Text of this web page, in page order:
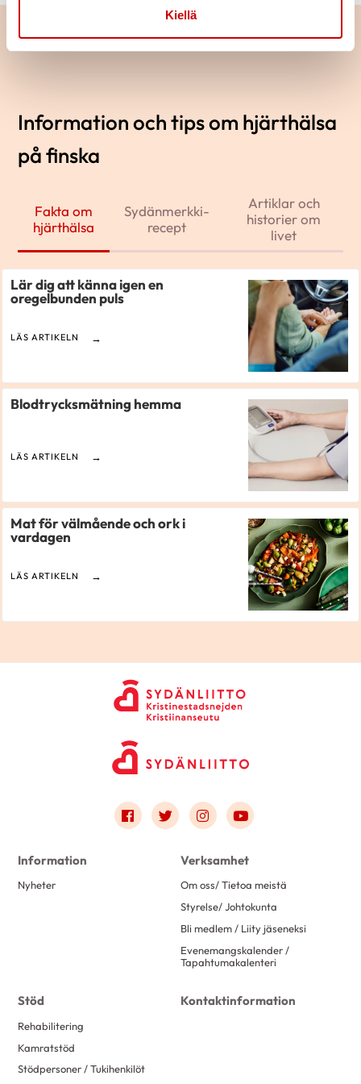
Kiellä
Information och tips om hjärthälsa
på finska
Fakta om
hjärthälsa
Sydänmerkki-
recept
Artiklar och
historier om
livet
Lär dig att känna igen en
oregelbunden puls
LÄS ARTIKELN
Blodtrycksmätning hemma
LÄS ARTIKELN
Mat för välmående och ork i
vardagen
LÄS ARTIKELN
Link to facebook
Link to twitter
Link to instagram
Link to youtube
Information
Nyheter
Verksamhet
Om oss/ Tietoa meistä
Styrelse/ Johtokunta
Bli medlem / Liity jäseneksi
Evenemangskalender /
Tapahtumakalenteri
Stöd
Rehabilitering
Kamratstöd
Stödpersoner / Tukihenkilöt
Kontaktinformation